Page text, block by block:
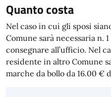
Quanto costa
Nel caso in cui gli sposi
Comune sarà necessaria n.
consegnare all’ufficio. Nel
residente in altro Comune
marche da bollo da 16.00 €